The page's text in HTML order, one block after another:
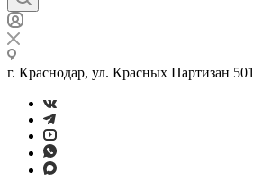
г. Краснодар, ул. Красных Партизан 501